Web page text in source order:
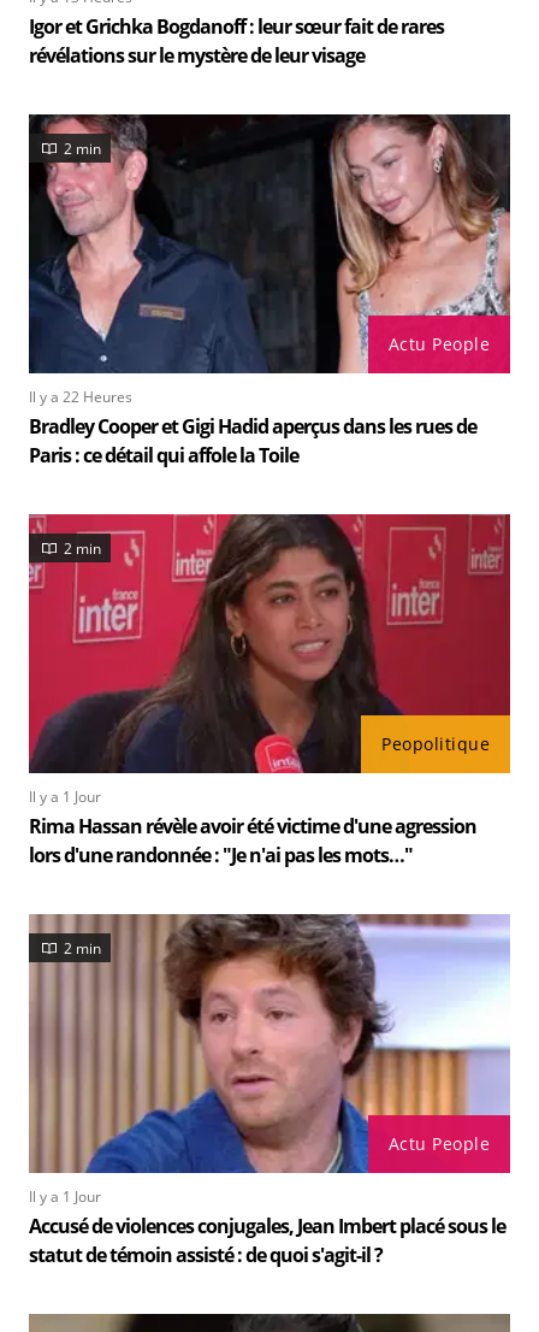
Igor et Grichka Bogdanoff : leur sœur fait de rares
révélations sur le mystère de leur visage
Actu People
2 min
Il y a 22 Heures
Bradley Cooper et Gigi Hadid aperçus dans les rues de
Paris : ce détail qui affole la Toile
Peopolitique
2 min
Il y a 1 Jour
Rima Hassan révèle avoir été victime d'une agression
lors d'une randonnée : "Je n'ai pas les mots…"
Actu People
2 min
Il y a 1 Jour
Accusé de violences conjugales, Jean Imbert placé sous le
statut de témoin assisté : de quoi s'agit-il ?